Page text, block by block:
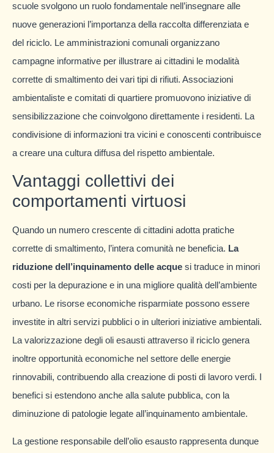
scuole svolgono un ruolo fondamentale nell’insegnare alle
nuove generazioni l’importanza della raccolta differenziata e
del riciclo. Le amministrazioni comunali organizzano
campagne informative per illustrare ai cittadini le modalità
corrette di smaltimento dei vari tipi di rifiuti. Associazioni
ambientaliste e comitati di quartiere promuovono iniziative di
sensibilizzazione che coinvolgono direttamente i residenti. La
condivisione di informazioni tra vicini e conoscenti contribuisce
a creare una cultura diffusa del rispetto ambientale.
Vantaggi collettivi dei
comportamenti virtuosi
Quando un numero crescente di cittadini adotta pratiche
corrette di smaltimento, l’intera comunità ne beneficia. La
riduzione dell’inquinamento delle acque si traduce in minori
costi per la depurazione e in una migliore qualità dell’ambiente
urbano. Le risorse economiche risparmiate possono essere
investite in altri servizi pubblici o in ulteriori iniziative ambientali.
La valorizzazione degli oli esausti attraverso il riciclo genera
inoltre opportunità economiche nel settore delle energie
rinnovabili, contribuendo alla creazione di posti di lavoro verdi. I
benefici si estendono anche alla salute pubblica, con la
diminuzione di patologie legate all’inquinamento ambientale.
La gestione responsabile dell’olio esausto rappresenta dunque